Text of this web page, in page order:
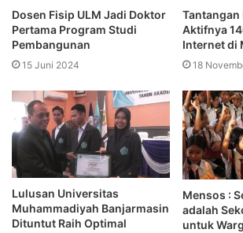
Dosen Fisip ULM Jadi Doktor
Pertama Program Studi
Pembangunan
15 Juni 2024
Tantangan
Aktifnya
Internet di
18
Lulusan Universitas
Muhammadiyah Banjarmasin
Dituntut Raih Optimal
Mensos :
adalah
untuk